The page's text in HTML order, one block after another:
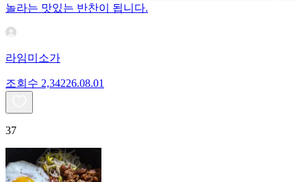
놀라는 맛있는 반찬이 됩니다.
라임미소가
조회수 2,34226.08.01
37